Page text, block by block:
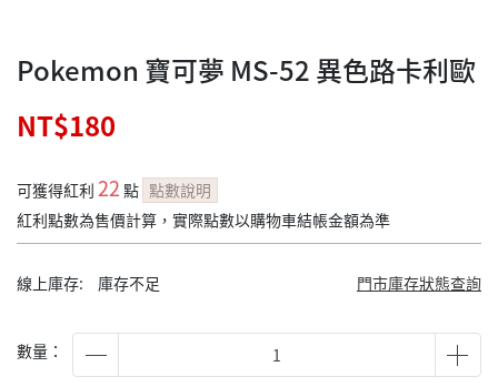
Pokemon 寶可夢 MS-52 異色路卡利歐
NT$180
可獲得紅利 22 點 點數說明
紅利點數為售價計算，實際點數以購物車結帳金額為準
線上庫存: 庫存不足 門市庫存狀態查詢
數量：